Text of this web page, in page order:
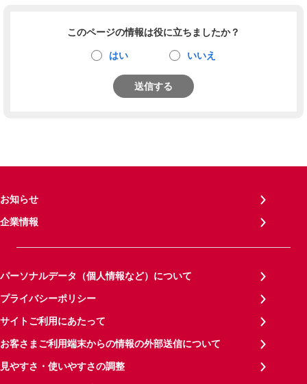
このページの情報は役に立ちましたか？
はい いいえ
送信する
お知らせ
企業情報
パーソナルデータ（個人情報など）について
プライバシーポリシー
サイトご利用にあたって
お客さまご利用端末からの情報の外部送信について
見やすさ・使いやすさの調整